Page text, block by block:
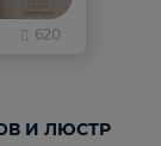
620
И ЛЮСТР